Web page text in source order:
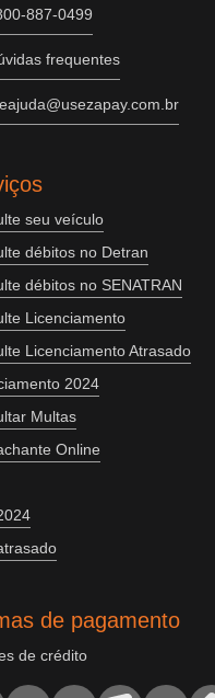
887-0499
frequentes
seu veículo
débitos no Detran
débitos no SENATRAN
Licenciamento
Licenciamento Atrasado
2024
Multas
Online
de pagamento
de crédito